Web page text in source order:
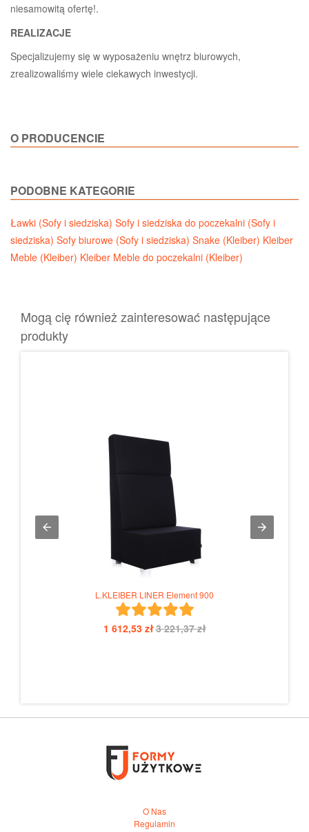
niesamowitą ofertę!.
REALIZACJE
Specjalizujemy się w wyposażeniu wnętrz biurowych,
zrealizowaliśmy wiele ciekawych inwestycji.
O PRODUCENCIE
PODOBNE KATEGORIE
Ławki (Sofy i siedziska) Sofy i siedziska do poczekalni (Sofy i
siedziska) Sofy biurowe (Sofy i siedziska) Snake (Kleiber) Kleiber
Meble (Kleiber) Kleiber Meble do poczekalni (Kleiber)
Mogą cię również zainteresować następujące
produkty
L.KLEIBER LINER Element 900
1 612,53 zł3 221,37 zł
O Nas
Regulamin